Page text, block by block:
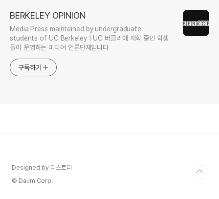
BERKELEY OPINION
Media Press maintained by undergraduate
students of UC Berkeley | UC 버클리에 재학 중인 학생
들이 운영하는 미디어 언론단체입니다
구독하기
Designed by 티스토리
© Daum Corp.